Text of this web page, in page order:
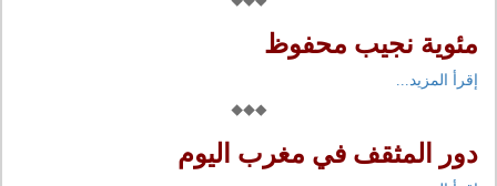
مئوية نجيب محفوظ
إقرأ المزيد...
دور المثقف في مغرب اليوم